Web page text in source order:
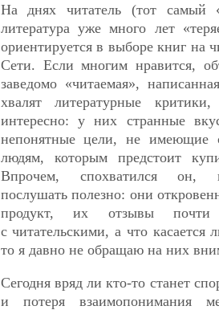
На днях читатель (тот самый
литература уже много лет
ориентируется в выборе книг на
Сети. Если многим нравится,
заведомо «читаемая»,
хвалят литературные
интересно: у них странные
непонятные цели, не
людям, которым предстоит
Впрочем, спохватился он,
послушать полезно: они
продукт, их отзывы почти
с читательскими, а что касается
то я давно не обращаю на них
Сегодня вряд ли кто-то станет
и потеря взаимопонимания